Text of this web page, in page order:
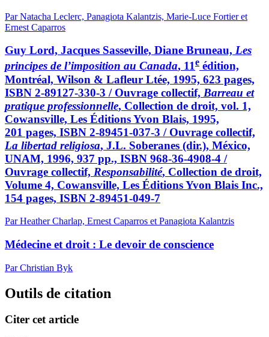
Par Natacha Leclerc, Panagiota Kalantzis, Marie-Luce Fortier et
Ernest Caparros
Guy Lord, Jacques Sasseville, Diane Bruneau, Les
principes de l’imposition au Canada, 11e édition,
Montréal, Wilson & Lafleur Ltée, 1995, 623 pages,
ISBN 2-89127-330-3 / Ouvrage collectif, Barreau et
pratique professionnelle, Collection de droit, vol. 1,
Cowansville, Les Éditions Yvon Blais, 1995,
201 pages, ISBN 2-89451-037-3 / Ouvrage collectif,
La libertad religiosa, J.L. Soberanes (dir.), México,
UNAM, 1996, 937 pp., ISBN 968-36-4908-4 /
Ouvrage collectif, Responsabilité, Collection de droit,
Volume 4, Cowansville, Les Éditions Yvon Blais Inc.,
154 pages, ISBN 2-89451-049-7
Par Heather Charlap, Ernest Caparros et Panagiota Kalantzis
Médecine et droit : Le devoir de conscience
Par Christian Byk
Outils de citation
Citer cet article